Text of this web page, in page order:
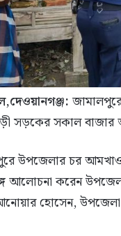
সড়কের সকাল বাজার
উপজেলার চর
আলোচনা করেন
হোসেন, উপজেলা